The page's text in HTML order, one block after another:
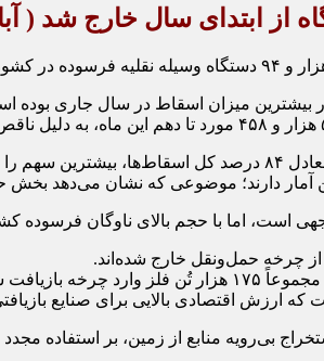
آمار دارند؛ موضوعی که نشان
بی‌رویه منابع از زمین، بر استفاده